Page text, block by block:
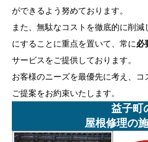
ができるよう努めております。
また、無駄なコストを徹底的に削
にすることに重点を置いて、常に必
サービスをご提供しております。
お客様のニーズを最優先に考え、
ご提案をお約束いたします。
益子町
屋根修理の